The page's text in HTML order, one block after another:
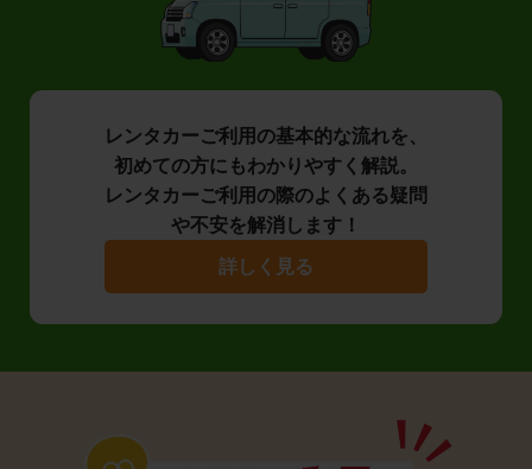
レンタカーご利用の基本的な流れを、
初めての方にもわかりやすく解説。
レンタカーご利用の際のよくある疑問
や不安を解消します！
詳しく見る